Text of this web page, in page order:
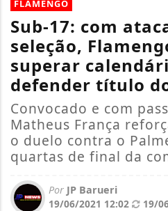
FLAMENGO
Sub-17: com
seleção,
superar
defender título
Convocado e com
Matheus França
o duelo contra o
quartas de final da
Por JP Barueri
19/06/2021 12:02
19/